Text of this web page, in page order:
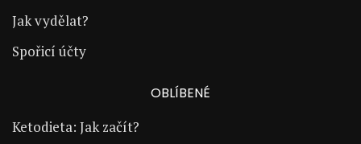
Jak vydělat?
Spořicí účty
OBLÍBENÉ
Ketodieta: Jak začít?